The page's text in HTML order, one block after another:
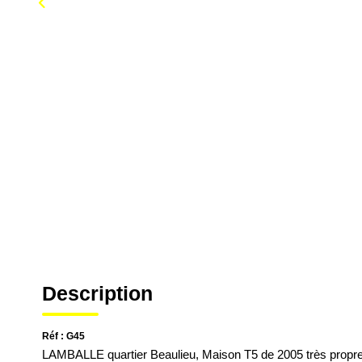
Description
Réf : G45
LAMBALLE quartier Beaulieu, Maison T5 de 2005 très